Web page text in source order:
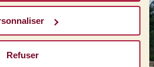
Refuser